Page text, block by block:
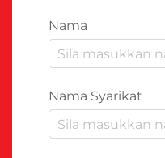
Nama
Nama Syarikat